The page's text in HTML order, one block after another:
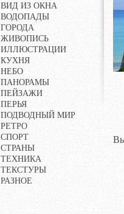
ВИД ИЗ ОКНА
ВОДОПАДЫ
ГОРОДА
ЖИВОПИСЬ
ИЛЛЮСТРАЦИИ
КУХНЯ
НЕБО
ПАНОРАМЫ
ПЕЙЗАЖИ
ПЕРЬЯ
ПОДВОДНЫЙ МИР
РЕТРО
СПОРТ
СТРАНЫ
ТЕХНИКА
ТЕКСТУРЫ
РАЗНОЕ